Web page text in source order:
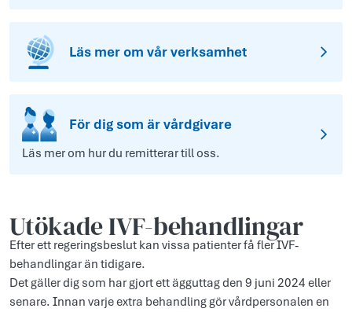
Läs mer om vår verksamhet
För dig som är vårdgivare
Läs mer om hur du remitterar till oss.
Utökade IVF-behandlingar
Efter ett regeringsbeslut kan vissa patienter få fler IVF-
behandlingar än tidigare.
Det gäller dig som har gjort ett ägguttag den 9 juni 2024 eller
senare. Innan varje extra behandling gör vårdpersonalen en